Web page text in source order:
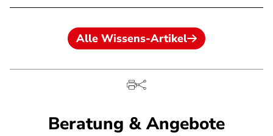
Alle Wissens-Artikel
Beratung & Angebote